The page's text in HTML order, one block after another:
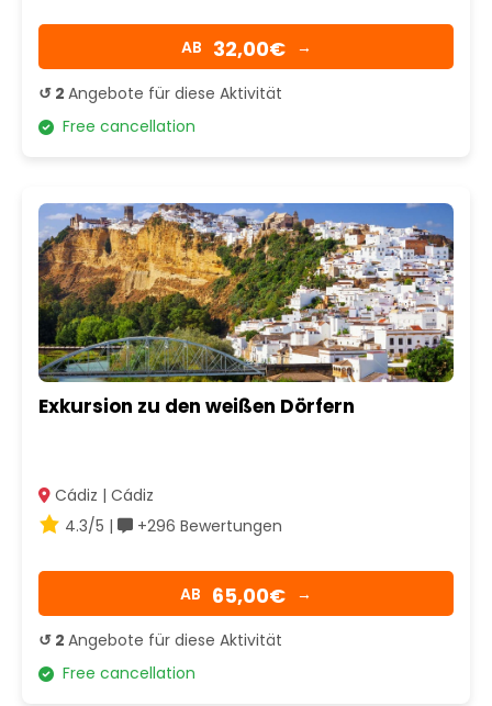
AB 32,00€ →
↺ 2 Angebote für diese Aktivität
Free cancellation
Exkursion zu den weißen Dörfern
Cádiz | Cádiz
4.3/5 |
+296 Bewertungen
AB 65,00€ →
↺ 2 Angebote für diese Aktivität
Free cancellation